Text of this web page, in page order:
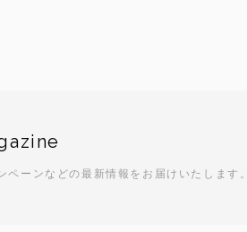
ペーンなどの最新情報をお届けいたします。